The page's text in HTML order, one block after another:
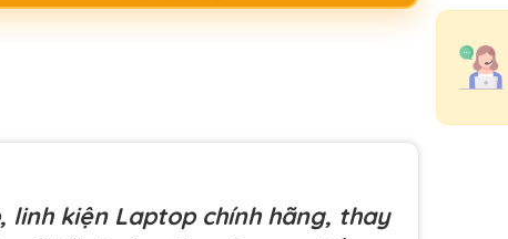
linh kiện Laptop chính hãng, thay